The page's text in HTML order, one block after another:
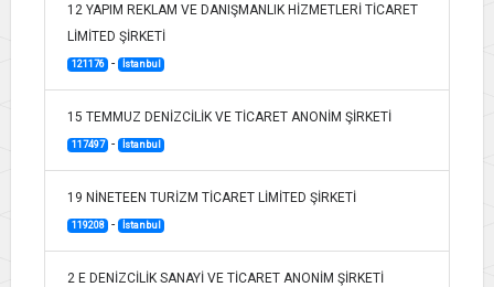
12 YAPIM REKLAM VE DANIŞMANLIK HİZMETLERİ TİCARET
LİMİTED ŞİRKETİ
121176 - İstanbul
15 TEMMUZ DENİZCİLİK VE TİCARET ANONİM ŞİRKETİ
117497 - İstanbul
19 NİNETEEN TURİZM TİCARET LİMİTED ŞİRKETİ
119208 - İstanbul
2 E DENİZCİLİK SANAYİ VE TİCARET ANONİM ŞİRKETİ